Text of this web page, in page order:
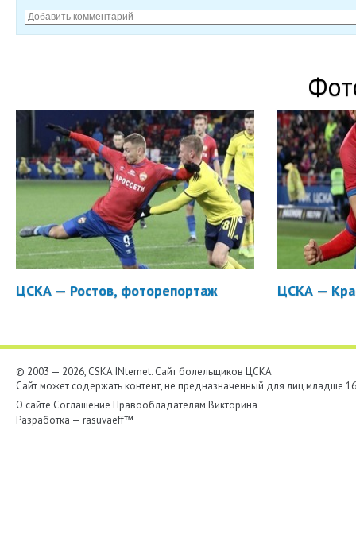
ЦСКА — Ростов, фоторепортаж ЦСКА —
© 2003 — 2026, CSKA.INternet. Cайт болельщиков ЦСКА
Сайт может содержать контент, не предназначенный для лиц младше
О сайте Соглашение Правообладателям Викторина
Разработка — rasuvaeff™